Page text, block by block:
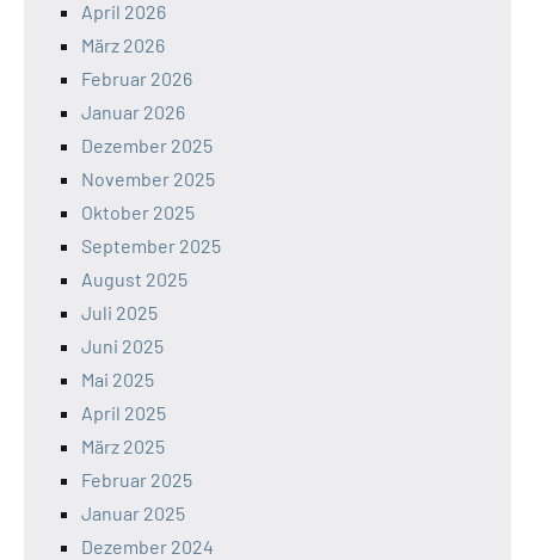
April 2026
März 2026
Februar 2026
Januar 2026
Dezember 2025
November 2025
Oktober 2025
September 2025
August 2025
Juli 2025
Juni 2025
Mai 2025
April 2025
März 2025
Februar 2025
Januar 2025
Dezember 2024